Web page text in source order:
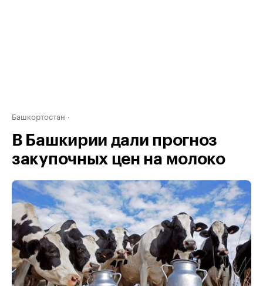
Башкортостан
В Башкирии дали прогноз
закупочных цен на молоко